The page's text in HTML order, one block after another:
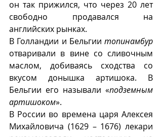
он так прижился, что через 20 лет
свободно продавался на
английских рынках.
В Голландии и Бельгии топинамбур
отваривали в вине со сливочным
маслом, добиваясь сходства со
вкусом донышка артишока. В
Бельгии его называли «подземным
артишоком».
В России во времена царя Алексея
Михайловича (1629 – 1676) лекари